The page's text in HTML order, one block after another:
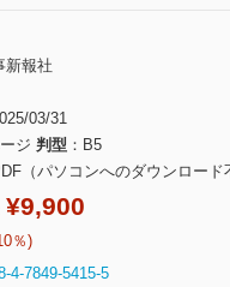
新報社
03/31
ジ 判型
B5
（パソコンへのダウンロード
¥9,900
％)
4-7849-5415-5